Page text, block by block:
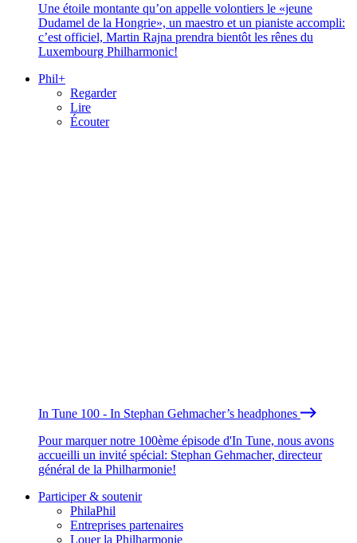
Une étoile montante qu’on appelle volontiers le «jeune
Dudamel de la Hongrie», un maestro et un pianiste accompli:
c’est officiel, Martin Rajna prendra bientôt les rênes du
Luxembourg Philharmonic!
Phil+
Regarder
Lire
Écouter
In Tune 100 - In Stephan Gehmacher’s headphones
Pour marquer notre 100ème épisode d'In Tune, nous avons
accueilli un invité spécial: Stephan Gehmacher, directeur
général de la Philharmonie!
Participer & soutenir
PhilaPhil
Entreprises partenaires
Louer la Philharmonie